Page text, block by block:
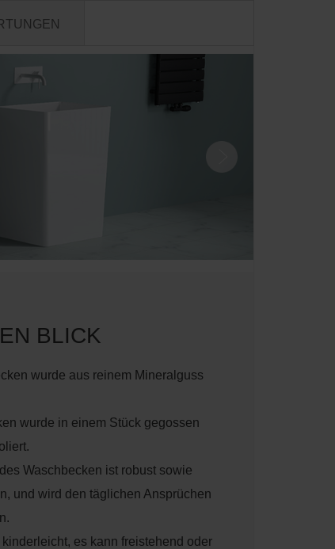
BLICK
wurde aus reinem Mineralguss
wurde in einem Stück gegossen
Waschbecken ist robust sowie
und wird den täglichen Ansprüchen
es kann freistehend oder